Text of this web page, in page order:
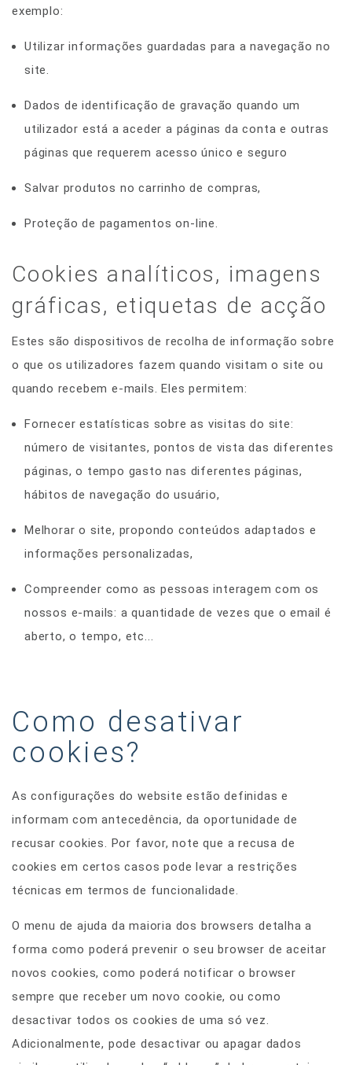
exemplo:
Utilizar informações guardadas para a navegação no
site.
Dados de identificação de gravação quando um
utilizador está a aceder a páginas da conta e outras
páginas que requerem acesso único e seguro
Salvar produtos no carrinho de compras,
Proteção de pagamentos on-line.
Cookies analíticos, imagens
gráficas, etiquetas de acção
Estes são dispositivos de recolha de informação sobre
o que os utilizadores fazem quando visitam o site ou
quando recebem e-mails. Eles permitem:
Fornecer estatísticas sobre as visitas do site:
número de visitantes, pontos de vista das diferentes
páginas, o tempo gasto nas diferentes páginas,
hábitos de navegação do usuário,
Melhorar o site, propondo conteúdos adaptados e
informações personalizadas,
Compreender como as pessoas interagem com os
nossos e-mails: a quantidade de vezes que o email é
aberto, o tempo, etc...
Como desativar
cookies?
As configurações do website estão definidas e
informam com antecedência, da oportunidade de
recusar cookies. Por favor, note que a recusa de
cookies em certos casos pode levar a restrições
técnicas em termos de funcionalidade.
O menu de ajuda da maioria dos browsers detalha a
forma como poderá prevenir o seu browser de aceitar
novos cookies, como poderá notificar o browser
sempre que receber um novo cookie, ou como
desactivar todos os cookies de uma só vez.
Adicionalmente, pode desactivar ou apagar dados